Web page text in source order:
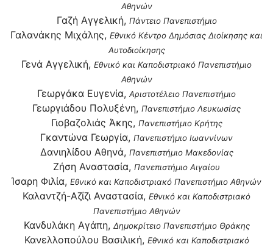
Αθηνών
Γαζή Αγγελική, Πάντειο Πανεπιστήμιο
Γαλανάκης Μιχάλης, Εθνικό Κέντρο Δημόσιας Διοίκησης και
Αυτοδιοίκησης
Γενά Αγγελική, Εθνικό και Καποδιστριακό Πανεπιστήμιο
Αθηνών
Γεωργάκα Ευγενία, Αριστοτέλειο Πανεπιστήμιο
Γεωργιάδου Πολυξένη, Πανεπιστήμιο Λευκωσίας
Γιοβαζολιάς Άκης, Πανεπιστήμιο Κρήτης
Γκαντώνα Γεωργία, Πανεπιστήμιο Ιωαννίνων
Δανιηλίδου Αθηνά, Πανεπιστήμιο Μακεδονίας
Ζήση Αναστασία, Πανεπιστήμιο Αιγαίου
Ίσαρη Φιλία, Εθνικό και Καποδιστριακό Πανεπιστήμιο Αθηνών
Καλαντζή-Αζίζι Αναστασία, Εθνικό και Καποδιστριακό
Πανεπιστήμιο Αθηνών
Κανδυλάκη Αγάπη, Δημοκρίτειο Πανεπιστήμιο Θράκης
Κανελλοπούλου Βασιλική, Εθνικό και Καποδιστριακό